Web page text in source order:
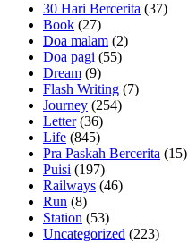
30 Hari Bercerita (37)
Book (27)
Doa malam (2)
Doa pagi (55)
Dream (9)
Flash Writing (7)
Journey (254)
Letter(36)
Life (845)
Pra Paskah Bercerita (15)
Puisi (197)
Railways (46)
Run (8)
Station (53)
Uncategorized (223)